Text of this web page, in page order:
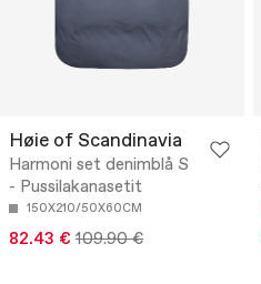
Høie of Scandinavia
Harmoni set denimblå S
- Pussilakanasetit
150X210/50X60CM
82.43 € 109.90 €